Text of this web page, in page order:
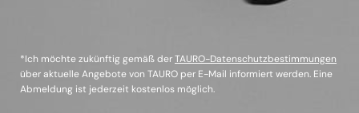
*Ich möchte zukünftig gemäß derTAURO-Datenschutzbestimmungen
über aktuelle Angebote von TAURO per E-Mail informiert werden. Eine
Abmeldung ist jederzeit kostenlos möglich.